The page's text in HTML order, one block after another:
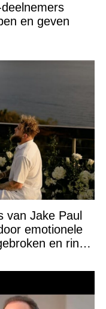
en geven
van Jake Paul
emotionele
en ring